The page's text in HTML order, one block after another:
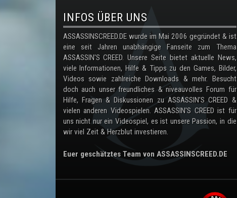
INFOS ÜBER UNS
ASSASSINSCREED.DE wurde im Mai 2006 gegründet & ist
eine seit Jahren unabhängige Fanseite zum Thema
ASSASSIN'S CREED. Unsere Seite bietet aktuelle News,
viele Informationen, Hilfe & Tipps zu den Games, Bilder,
Videos sowie zahlreiche Downloads & mehr. Besucht
doch auch unser freundliches & niveauvolles Forum für
Hilfe, Fragen & Diskussionen zu ASSASSIN'S CREED &
vielen anderen Videospielen. ASSASSIN'S CREED ist für
uns nicht nur ein Videospiel, es ist unsere Passion, in die
wir viel Zeit & Herzblut investieren.
Euer geschätztes Team von ASSASSINSCREED.DE